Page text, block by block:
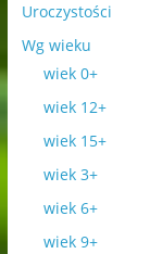
Uroczystości
Wg wieku
wiek 0+
wiek 12+
wiek 15+
wiek 3+
wiek 6+
wiek 9+